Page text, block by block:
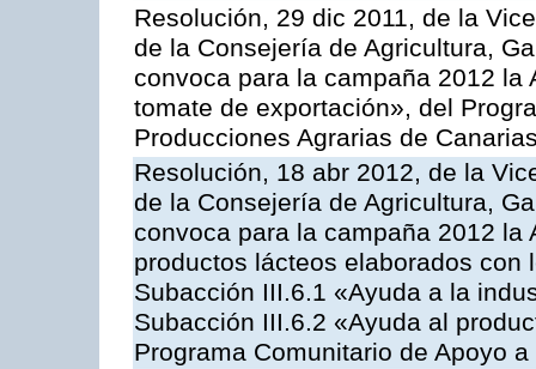
Resolución, 29 dic 2011, de la
de la Consejería de Agricultura,
convoca para la campaña 2012
tomate de exportación», del
Producciones Agrarias de
Resolución, 18 abr 2012, de la
de la Consejería de Agricultura,
convoca para la campaña 2012
productos lácteos elaborados
Subacción III.6.1 «Ayuda a la
Subacción III.6.2 «Ayuda al
Programa Comunitario de Apoyo